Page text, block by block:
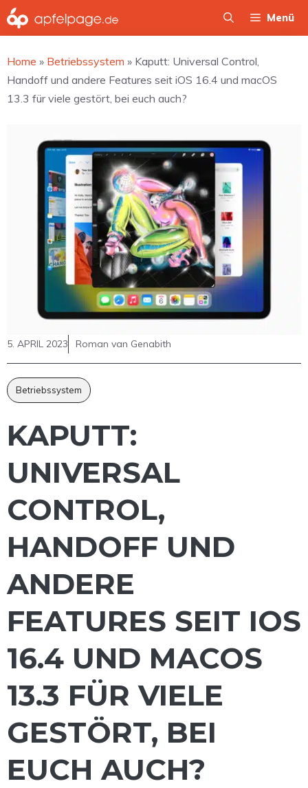
Zum
Inhalt
Menü
Home » Betriebssystem » Kaputt: Universal Control,
Handoff und andere Features seit iOS 16.4 und macOS
13.3 für viele gestört, bei euch auch?
5. APRIL 2023 Roman van Genabith
Betriebssystem
KAPUTT:
UNIVERSAL
CONTROL,
HANDOFF UND
ANDERE
FEATURES SEIT IOS
16.4 UND MACOS
13.3 FÜR VIELE
GESTÖRT, BEI
EUCH AUCH?